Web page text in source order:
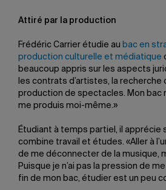
Attiré par la production
Frédéric Carrier étudie au bac en
production culturelle et médiatique
beaucoup appris sur les aspects
les contrats d’artistes, la
production de spectacles. Mon bac
me produis moi-même.»
Étudiant à temps partiel, il apprécie
combine travail et études. «Aller à
de me déconnecter de la musique,
Puisque je n’ai pas la pression de
fin de mon bac, étudier est un peu